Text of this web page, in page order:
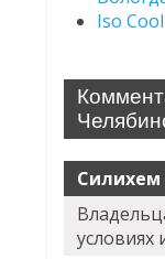
Iso
Силихем
условиях